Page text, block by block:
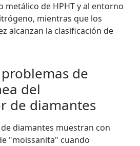
metálico de HPHT y al entorno
mientras que los
alcanzan la clasificación de
de
del
de diamantes
diamantes muestran con
"moissanita" cuando